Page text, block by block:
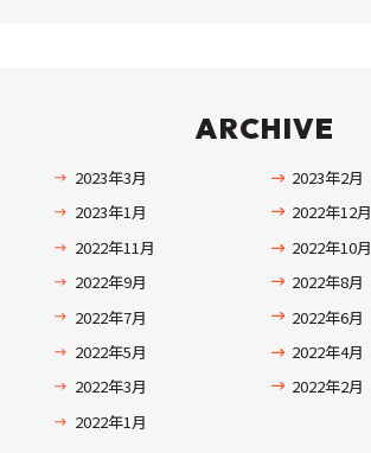
ARCHIVE
2023年3月
2023年2月
2023年1月
2022年12月
2022年11月
2022年10月
2022年9月
2022年8月
2022年7月
2022年6月
2022年5月
2022年4月
2022年3月
2022年2月
2022年1月